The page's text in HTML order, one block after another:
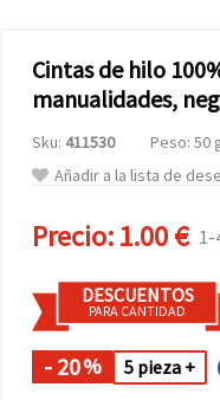
Cintas de hilo
manualidades,
Sku: 411530 Peso: 50
Añadir a la lista de
Precio:1.00 € 1-
DESCUENTOS
PARA CANTIDAD
- 20% 5 pieza +